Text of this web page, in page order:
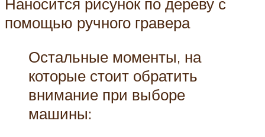
помощью ручного гравера
Остальные моменты, на
которые стоит обратить
внимание при выборе
машины: